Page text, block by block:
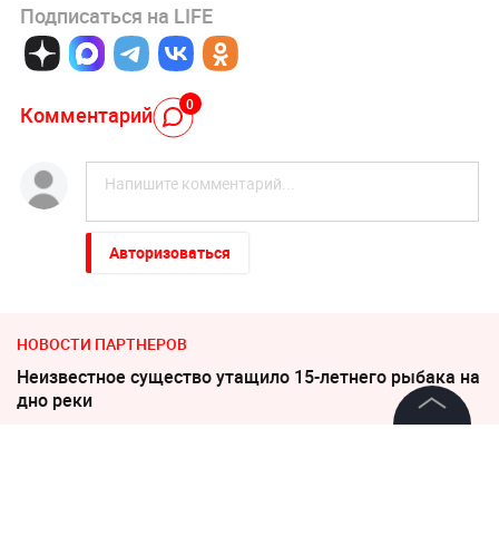
Подписаться на LIFE
Комментарий 0
Авторизоваться
НОВОСТИ ПАРТНЕРОВ
Неизвестное существо утащило 15-летнего рыбака на
дно реки